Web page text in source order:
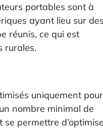
portables sont à
ayant lieu sur des
réunis, ce qui est
rurales.
uniquement pour
nombre minimal de
permettre